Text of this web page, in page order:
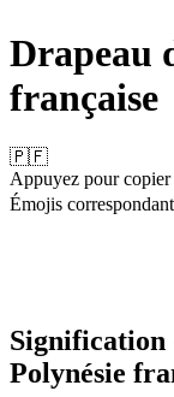
Drapeau
française
🇵🇫
Appuyez pour copier
Émojis correspondant
Polynésie